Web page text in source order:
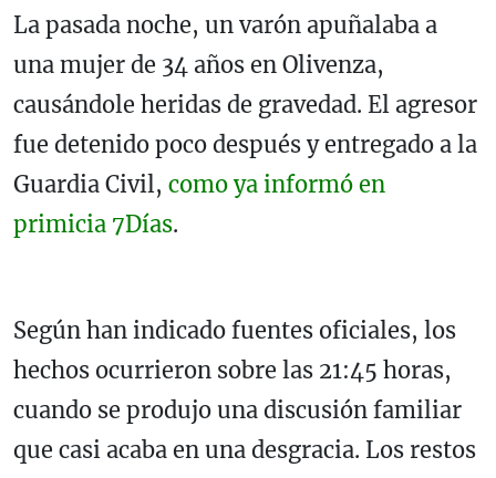
La pasada noche, un varón apuñalaba a
una mujer de 34 años en Olivenza,
causándole heridas de gravedad. El agresor
fue detenido poco después y entregado a la
Guardia Civil, como ya informó en
primicia 7Días.
Según han indicado fuentes oficiales, los
hechos ocurrieron sobre las 21:45 horas,
cuando se produjo una discusión familiar
que casi acaba en una desgracia. Los restos